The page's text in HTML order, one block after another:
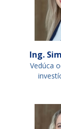
Ing.
Vedúca